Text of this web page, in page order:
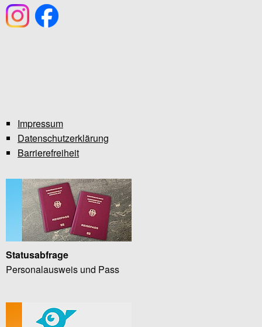
Impressum
Datenschutzerklärung
Barrierefreiheit
Statusabfrage
Personalausweis und Pass